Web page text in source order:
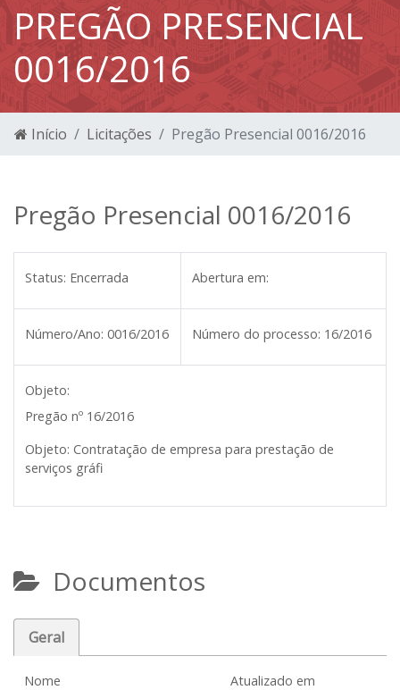
PREGÃO PRESENCIAL
0016/2016
Início Licitações Pregão Presencial 0016/2016
Pregão Presencial 0016/2016
Status: Encerrada Abertura em:
Número/Ano: 0016/2016 Número do processo: 16/2016
Objeto:
Pregão nº 16/2016
Objeto: Contratação de empresa para prestação de
serviços gráfi
Documentos
Geral
Nome Atualizado em